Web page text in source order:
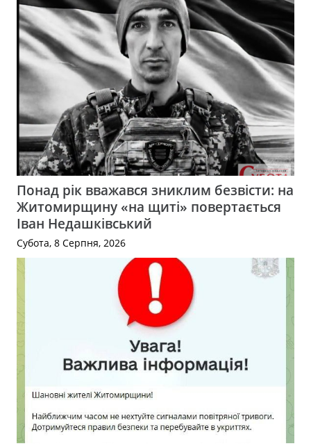
Понад рік вважався зниклим безвісти: на
Житомирщину «на щиті» повертається
Іван Недашківський
Субота, 8 Серпня, 2026